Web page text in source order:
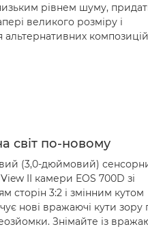
рівнем шуму,
великого розміру і
альтернативних
світ по-новому
(3,0-дюймовий)
II камери EOS 700D зі
сторін 3:2 і змінним кутом
нові вражаючі кути зору
Знімайте із